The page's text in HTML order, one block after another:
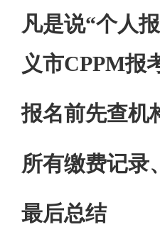
凡是说“个人
义市CPPM报
报名前先查机
所有缴费记录
最后总结